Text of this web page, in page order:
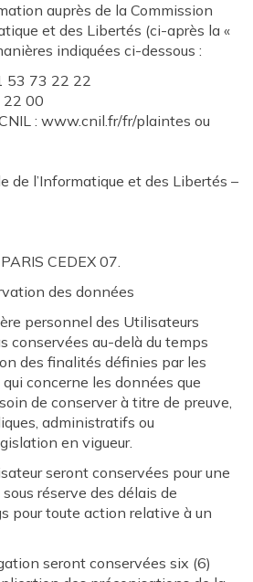
auprès de la Commission
et des Libertés (ci-après la «
indiquées ci-dessous :
53 73 22 22
22 00
: www.cnil.fr/fr/plaintes ou
de l’Informatique et des Libertés –
CEDEX 07.
des données
personnel des Utilisateurs
conservées au-delà du temps
des finalités définies par les
concerne les données que
de conserver à titre de preuve,
administratifs ou
en vigueur.
seront conservées pour une
réserve des délais de
pour toute action relative à un
seront conservées six (6)